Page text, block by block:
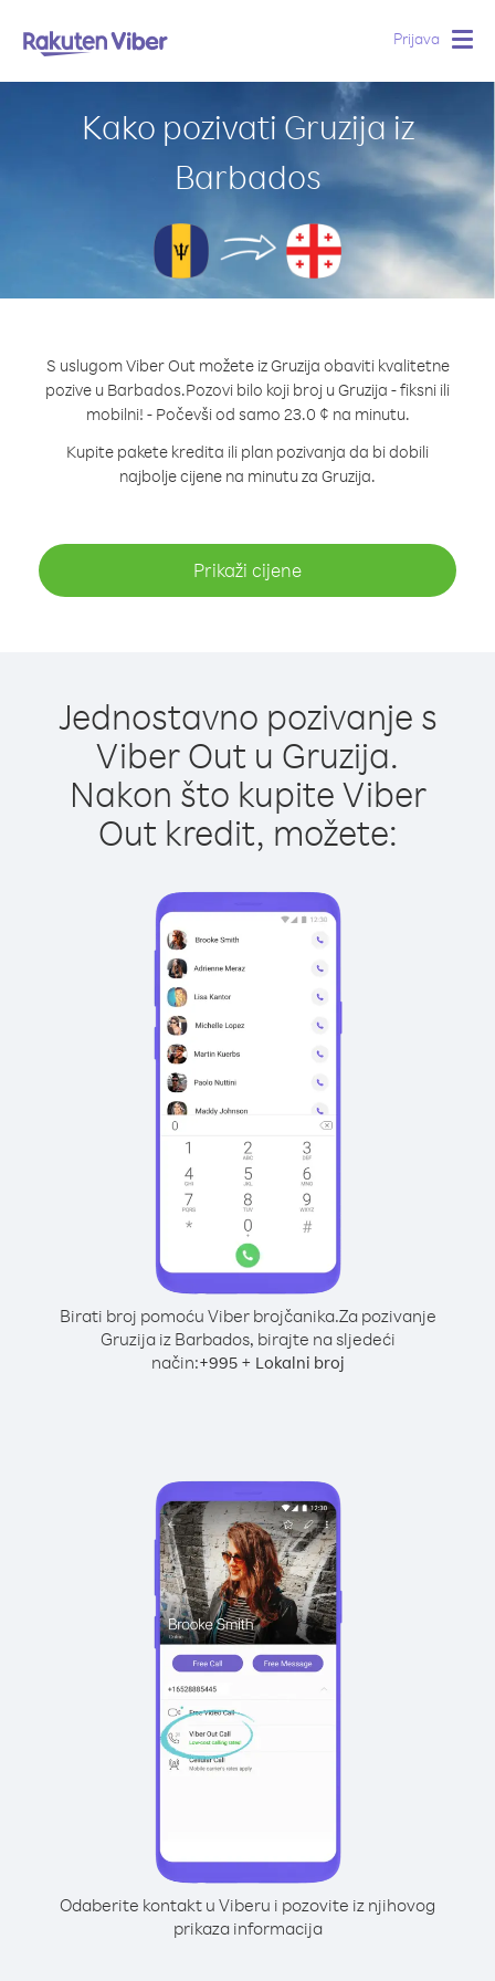
Prijava
Kako pozivati Gruzija iz
Barbados
S uslugom Viber Out možete iz Gruzija obaviti kvalitetne
pozive u Barbados.Pozovi bilo koji broj u Gruzija - fiksni ili
mobilni! - Počevši od samo 23.0 ¢ na minutu.
Kupite pakete kredita ili plan pozivanja da bi dobili
najbolje cijene na minutu za Gruzija.
Prikaži cijene
Jednostavno pozivanje s
Viber Out u Gruzija.
Nakon što kupite Viber
Out kredit, možete:
Birati broj pomoću Viber brojčanika.Za pozivanje
Gruzija iz Barbados, birajte na sljedeći
način:+995+ Lokalni broj
Odaberite kontakt u Viberu i pozovite iz njihovog
prikaza informacija